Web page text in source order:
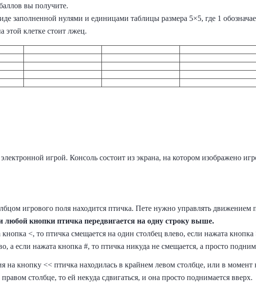
вы получите.
заполненной нулями и единицами таблицы размера 5×5, где 1
клетке стоит лжец.
игрой. Консоль состоит из экрана, на котором изображено
игрового поля находится птичка. Пете нужно управлять
кнопки птичка передвигается на одну строку выше.
<, то птичка смещается на один столбец влево, если нажата
а если нажата кнопка #, то птичка никуда не смещается, а просто
на кнопку << птичка находилась в крайнем левом столбце, или в
столбце, то ей некуда сдвигаться, и она просто поднимается вверх.